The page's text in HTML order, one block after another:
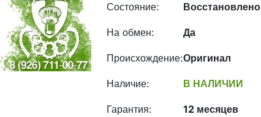
Состояние: Восстановлено
На обмен: Да
Происхождение:Оригинал
Наличие: В НАЛИЧИИ
Гарантия: 12 месяцев